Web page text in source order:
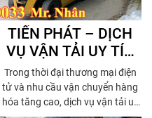
TIẾN PHÁT – DỊCH
VỤ VẬN TẢI UY TÍN
THU HÚT NGƯỜI TÌM
KIẾM TRÊN TOÀN
QUỐC
Trong thời đại thương mại điện
tử và nhu cầu vận chuyển hàng
hóa tăng cao, dịch vụ vận tải uy